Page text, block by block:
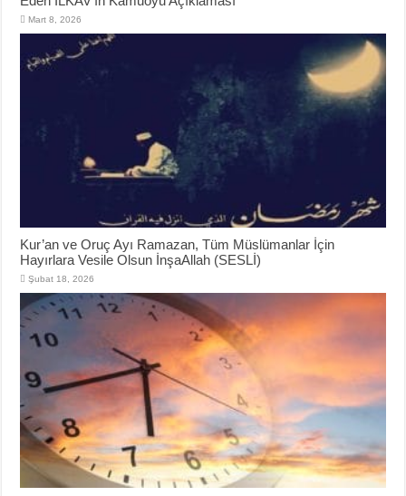
Mart 8, 2026
Kur’an ve Oruç Ayı Ramazan, Tüm Müslümanlar İçin
Hayırlara Vesile Olsun İnşaAllah (SESLİ)
Şubat 18, 2026